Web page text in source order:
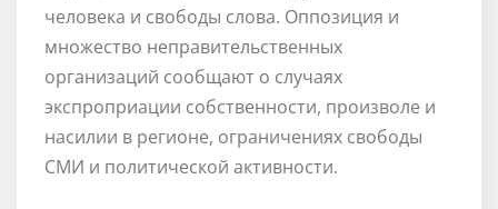
человека и свободы слова. Оппозиция и
множество неправительственных
организаций сообщают о случаях
экспроприации собственности, произволе и
насилии в регионе, ограничениях свободы
СМИ и политической активности.